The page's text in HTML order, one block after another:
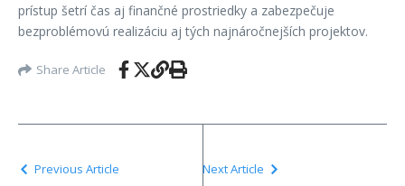
prístup šetrí čas aj finančné prostriedky a zabezpečuje
bezproblémovú realizáciu aj tých najnáročnejších projektov.
Share Article
Previous Article Next Article